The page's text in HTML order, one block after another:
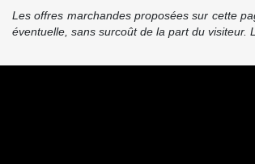
Les offres marchandes proposées sur cette
éventuelle, sans surcoût de la part du visiteur.